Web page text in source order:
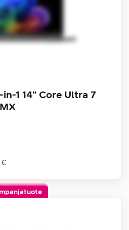
1 14" Core Ultra 7